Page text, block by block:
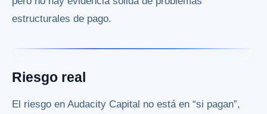
estructurales de pago.
Riesgo real
El riesgo en Audacity Capital no está en “si pagan”,